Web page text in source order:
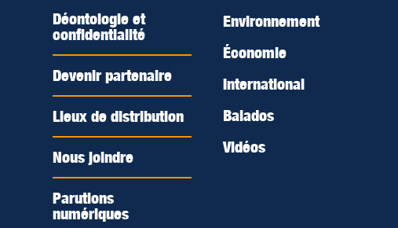
Déontologie et
confidentialité
Devenir partenaire
Lieux de distribution
Nous joindre
Parutions
numériques
Environnement
Économie
International
Balados
Vidéos